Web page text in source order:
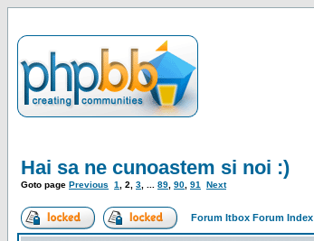
Hai sa ne cunoastem si noi :)
Goto page Previous 1 2 3 89 90 91 Next
Forum Itbox Forum Index